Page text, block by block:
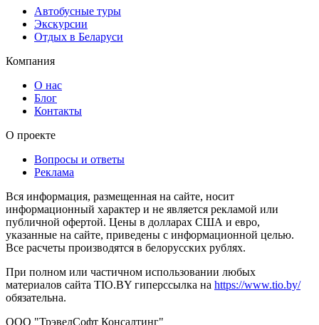
Автобусные туры
Экскурсии
Отдых в Беларуси
Компания
О нас
Блог
Контакты
О проекте
Вопросы и ответы
Реклама
Вся информация, размещенная на сайте, носит
информационный характер и не является рекламой или
публичной офертой. Цены в долларах США и евро,
указанные на сайте, приведены с информационной целью.
Все расчеты производятся в белорусских рублях.
При полном или частичном использовании любых
материалов сайта TIO.BY гиперссылка на https://www.tio.by/
обязательна.
ООО "ТрэвелСофт Консалтинг"